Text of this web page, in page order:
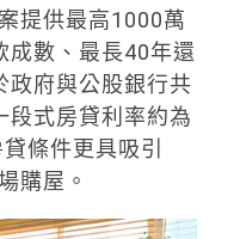
提供最高1000萬
成數、最長40年還
政府與公股銀行共
段式房貸利率約為
條件更具吸引
購屋。